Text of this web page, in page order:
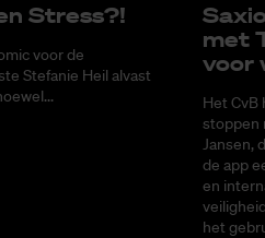
Stress?!
voor de
Stefanie Heil alvast
met
voor
Het CvB
stoppen
Jansen,
de app
en
het